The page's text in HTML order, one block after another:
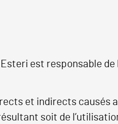
est responsable de
et indirects causés
soit de